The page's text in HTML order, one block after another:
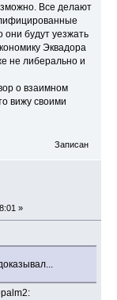
Все делают
они будут уезжать
Эквадора
не либерально и
о взаимном
вижу своими
Записан
»